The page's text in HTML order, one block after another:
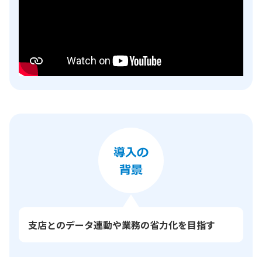
支店とのデータ連動や業務の省力化を目指す